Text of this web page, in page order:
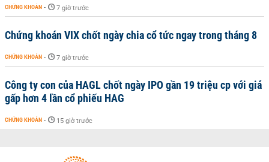
CHỨNG KHOÁN - 7 giờ trước
Chứng khoán VIX chốt ngày chia cổ tức ngay trong tháng 8
CHỨNG KHOÁN - 7 giờ trước
Công ty con của HAGL chốt ngày IPO gần 19 triệu cp với giá
gấp hơn 4 lần cổ phiếu HAG
CHỨNG KHOÁN - 15 giờ trước